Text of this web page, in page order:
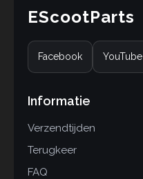
EScootParts
Facebook YouTube
Informatie
Verzendtijden
Terugkeer
FAQ